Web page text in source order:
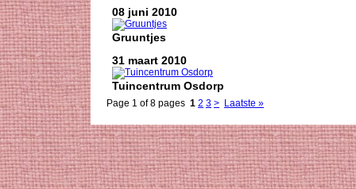
08 juni 2010
Gruuntjes
31 maart 2010
Tuincentrum Osdorp
Page 1 of 8 pages 1 2 3 > Laatste »